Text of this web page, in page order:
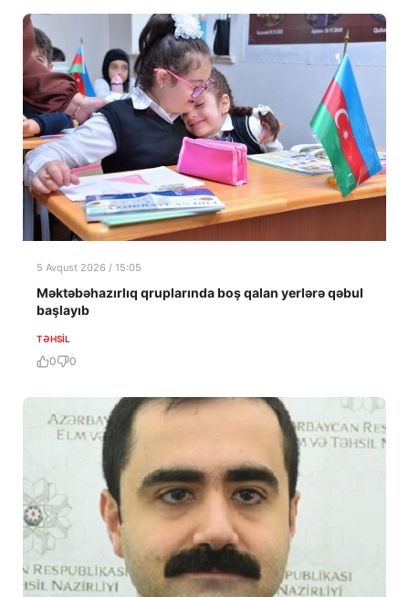
5 Avqust 2026 / 15:05
Məktəbəhazırlıq qruplarında boş qalan yerlərə qəbul
başlayıb
TƏHSIL
0 0